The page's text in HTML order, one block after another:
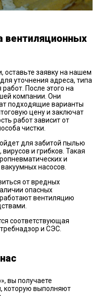
вентиляционных
оставьте заявку на нашем
уточнения адреса, типа
После этого на
компании. Они
подходящие варианты
цену и заключат
работ зависит от
чистки.
для забитой пылью
и грибков. Такая
и
насосов.
от вредных
опасных
вентиляцию
соответствующая
и СЭС.
вы получаете
которую выполняют